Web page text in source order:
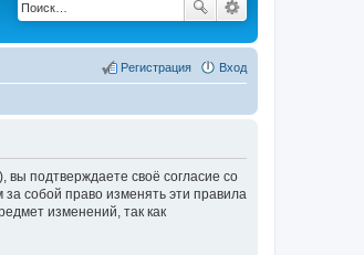
Вход
Регистрация
подтверждаете своё согласие со
собой право изменять эти правила
изменений, так как